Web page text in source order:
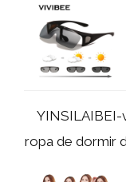
YINSILAIBEI-
ropa de dormir